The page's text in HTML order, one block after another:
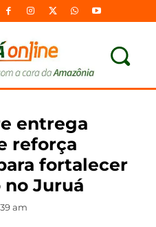
entrega
reforça
fortalecer
Juruá
am